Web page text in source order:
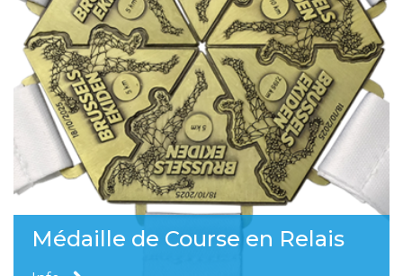
Médaille de Course en Relais